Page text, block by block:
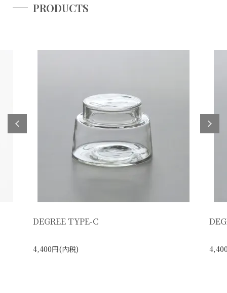
PRODUCTS
DEGREE TYPE-C
4,400円(内税)